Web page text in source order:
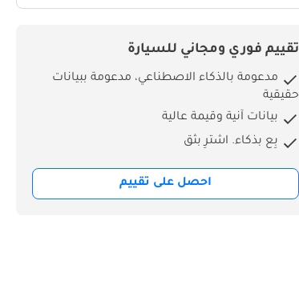
تقييم فوري ومجاني للسيارة
مدعومة بالذكاء الاصطناعي، مدعومة ببيانات
حقيقية
بيانات آنية وقيمة عالية
بِع بذكاء. اشترِ بثق
احصل على تقييم